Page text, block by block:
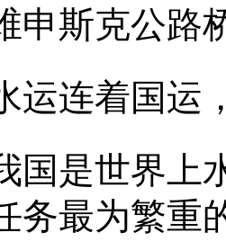
申斯克公路
连着国运
是世界上水
务最为繁重